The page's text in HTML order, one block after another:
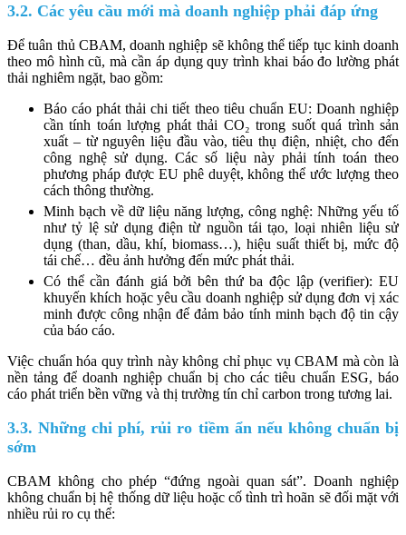
3.2. Các yêu cầu mới mà doanh nghiệp phải đáp ứng
Để tuân thủ CBAM, doanh nghiệp sẽ không thể tiếp tục kinh doanh
theo mô hình cũ, mà cần áp dụng quy trình khai báo đo lường phát
thải nghiêm ngặt, bao gồm:
Báo cáo phát thải chi tiết theo tiêu chuẩn EU: Doanh nghiệp
cần tính toán lượng phát thải CO₂ trong suốt quá trình sản
xuất – từ nguyên liệu đầu vào, tiêu thụ điện, nhiệt, cho đến
công nghệ sử dụng. Các số liệu này phải tính toán theo
phương pháp được EU phê duyệt, không thể ước lượng theo
cách thông thường.
Minh bạch về dữ liệu năng lượng, công nghệ: Những yếu tố
như tỷ lệ sử dụng điện từ nguồn tái tạo, loại nhiên liệu sử
dụng (than, dầu, khí, biomass…), hiệu suất thiết bị, mức độ
tái chế… đều ảnh hưởng đến mức phát thải.
Có thể cần đánh giá bởi bên thứ ba độc lập (verifier): EU
khuyến khích hoặc yêu cầu doanh nghiệp sử dụng đơn vị xác
minh được công nhận để đảm bảo tính minh bạch độ tin cậy
của báo cáo.
Việc chuẩn hóa quy trình này không chỉ phục vụ CBAM mà còn là
nền tảng để doanh nghiệp chuẩn bị cho các tiêu chuẩn ESG, báo
cáo phát triển bền vững và thị trường tín chỉ carbon trong tương lai.
3.3. Những chi phí, rủi ro tiềm ẩn nếu không chuẩn bị
sớm
CBAM không cho phép “đứng ngoài quan sát”. Doanh nghiệp
không chuẩn bị hệ thống dữ liệu hoặc cố tình trì hoãn sẽ đối mặt với
nhiều rủi ro cụ thể: